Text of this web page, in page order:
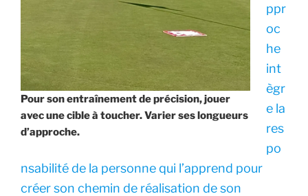
Pour son entraînement de précision, jouer
avec une cible à toucher. Varier ses longueurs
d’approche.
ppr
oc
he
int
ègr
e la
res
po
nsabilité de la personne qui l’apprend pour
créer son chemin de réalisation de son